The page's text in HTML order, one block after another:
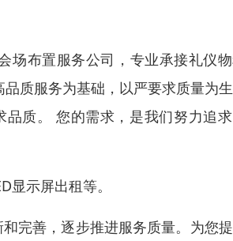
场布置服务公司，专业承接礼仪
质服务为基础，以严要求质量为
质。 您的需求，是我们努力追
示屏出租等。
完善，逐步推进服务质量。为您